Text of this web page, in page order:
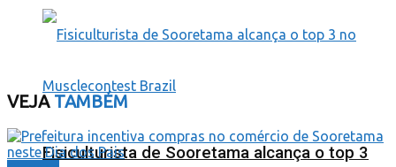
Fisiculturista de Sooretama alcança o top 3
VEJATAMBÉM